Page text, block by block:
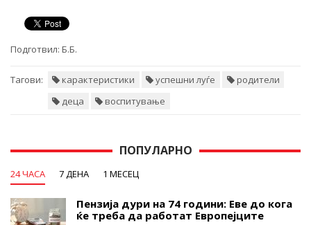
Подготвил: Б.Б.
Тагови: карактеристики успешни луѓе
родители
деца
воспитување
ПОПУЛАРНО
24 ЧАСА 7 ДЕНА 1 МЕСЕЦ
Пензија дури на 74 години: Еве до кога
ќе треба да работат Европејците